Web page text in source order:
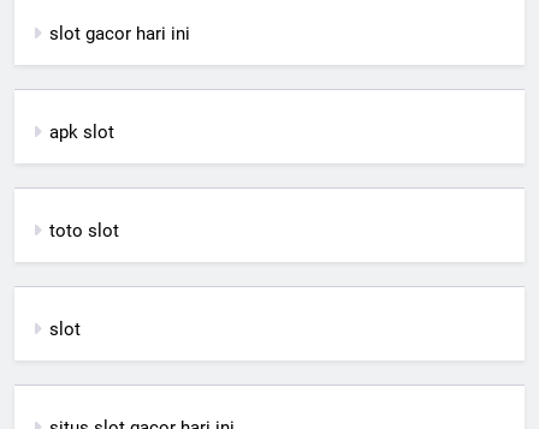
slot gacor hari ini
apk slot
toto slot
slot